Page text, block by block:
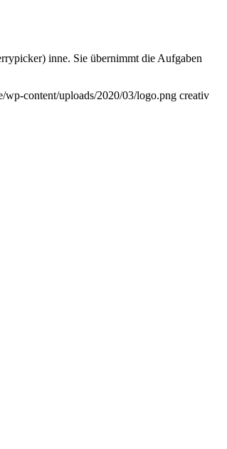
inne. Sie übernimmt die Aufgaben
wp-content/uploads/2020/03/logo.png creativ